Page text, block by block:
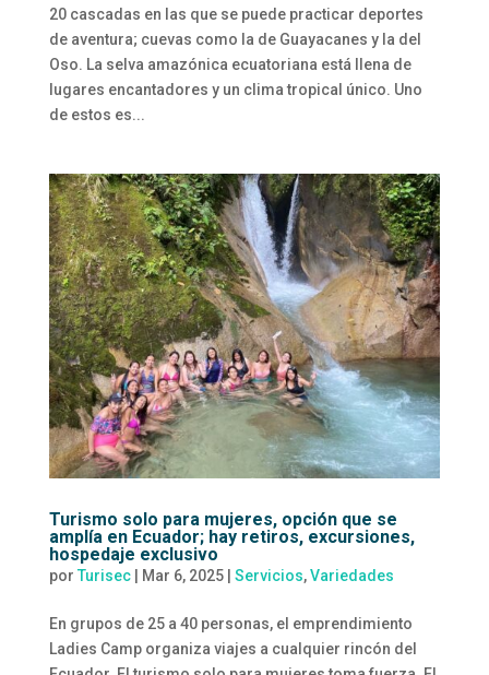
20 cascadas en las que se puede practicar deportes
de aventura; cuevas como la de Guayacanes y la del
Oso. La selva amazónica ecuatoriana está llena de
lugares encantadores y un clima tropical único. Uno
de estos es...
Turismo solo para mujeres, opción que se
amplía en Ecuador; hay retiros, excursiones,
hospedaje exclusivo
por Turisec| Mar 6, 2025| Servicios,Variedades
En grupos de 25 a 40 personas, el emprendimiento
Ladies Camp organiza viajes a cualquier rincón del